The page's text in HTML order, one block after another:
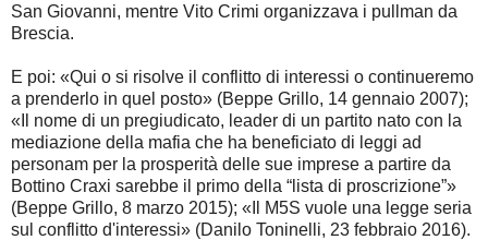
San Giovanni, mentre Vito Crimi organizzava i pullman da
Brescia.
E poi: «Qui o si risolve il conflitto di interessi o continueremo
a prenderlo in quel posto» (Beppe Grillo, 14 gennaio 2007);
«Il nome di un pregiudicato, leader di un partito nato con la
mediazione della mafia che ha beneficiato di leggi ad
personam per la prosperità delle sue imprese a partire da
Bottino Craxi sarebbe il primo della “lista di proscrizione”»
(Beppe Grillo, 8 marzo 2015); «Il M5S vuole una legge seria
sul conflitto d'interessi» (Danilo Toninelli, 23 febbraio 2016).